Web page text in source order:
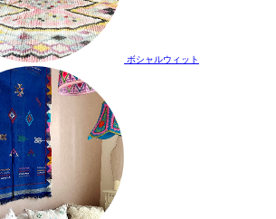
ボシャルウィット